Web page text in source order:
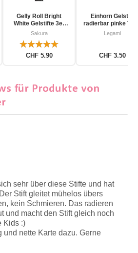
Gelly Roll Bright
White Gelstifte 3er
Pack
Sakura
CHF 5.90
Einhorn Gelstift
radierbar pinke
Legami
CHF 3.50
für Produkte von
sehr über diese Stifte und hat
Stift gleitet mühelos übers
kein Schmieren. Das radieren
und macht den Stift gleich noch
Kids :)
und nette Karte dazu. Gerne